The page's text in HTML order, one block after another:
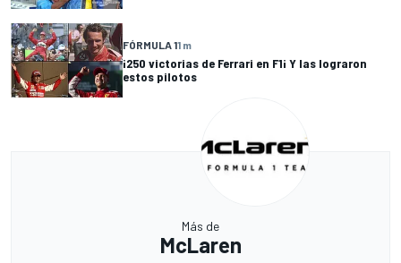
FÓRMULA 11 m
¡250 victorias de Ferrari en F1¡ Y las lograron
estos pilotos
Más de
McLaren